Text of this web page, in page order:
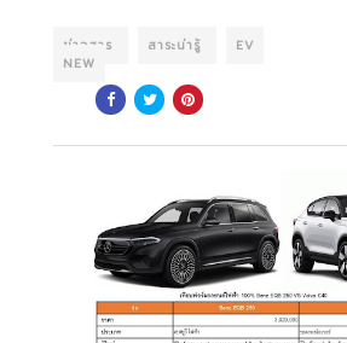
ข่าวสาร สาระน่ารู้
EV
NEW